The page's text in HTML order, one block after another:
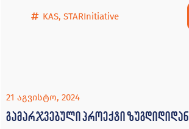
KAS, STARInitiative
21 აგვისტო, 2024
გამარჯვებული პროექტი ზუგდიდიდან